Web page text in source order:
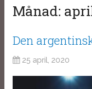
Månad:
Den
25 april, 2020